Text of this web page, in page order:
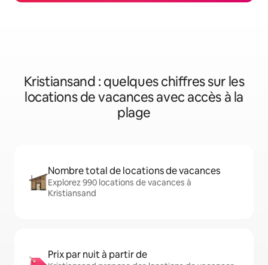
Kristiansand : quelques chiffres sur les
locations de vacances avec accès à la
plage
Nombre total de locations de vacances
Explorez 990 locations de vacances à
Kristiansand
Prix par nuit à partir de